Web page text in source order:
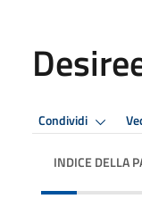
Condividi
INDICE DELLA